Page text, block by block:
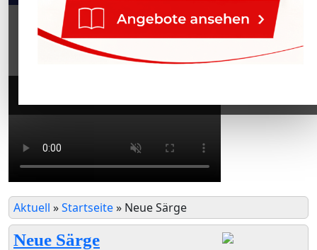
Aktuell »Startseite» Neue Särge
Neue Särge